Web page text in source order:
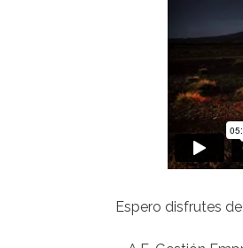
Espero disfrutes